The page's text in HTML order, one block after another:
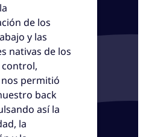
de los
y las
nativas de los
control,
permitió
back
así la
la